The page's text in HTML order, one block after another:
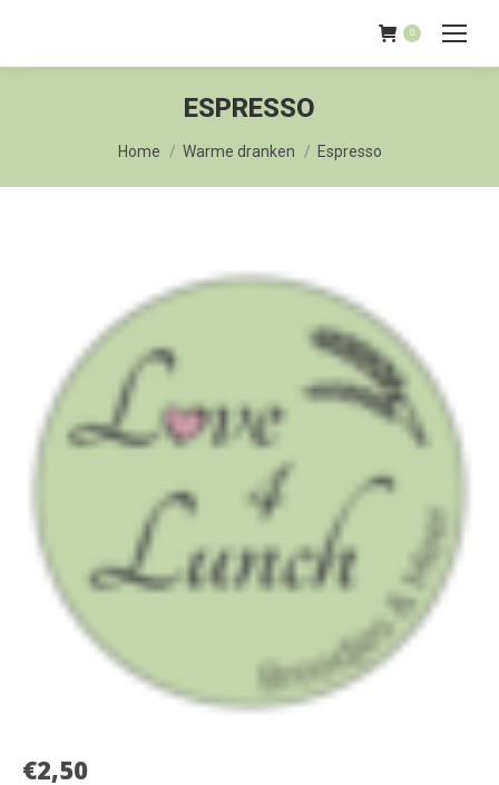
0
ESPRESSO
Je bent hier:
Home Warme dranken Espresso
€2,50